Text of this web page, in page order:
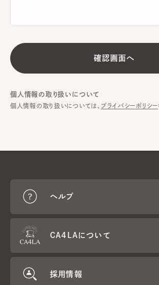
個人情報の取り扱いについて
個人情報の取り扱いについては、 プライバシーポリシー
ヘルプ
CA4LAについて
採用情報